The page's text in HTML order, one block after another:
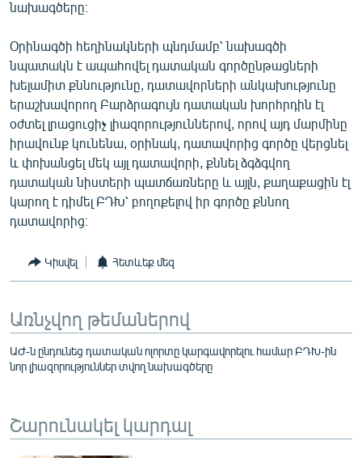
նախագծերը։
Օրինագծի հեղինակների պնդմամբ՝ նախագծի
նպատակն է ապահովել դատական գործընթացների
խելամիտ քննությունը, դատավորների անկախությունը
երաշխավորող Բարձրագույն դատական խորհրդին էլ
օժտել լրացուցիչ լիազորություններով, որով այդ մարմինը
իրավունք կունենա, օրինակ, դատավորից գործը վերցնել
և փոխանցել մեկ այլ դատավորի, քննել ձգձգվող
դատական նիստերի պատճառները և այլն, քաղաքացին էլ
կարող է դիմել ԲԴԽ՝ բողոքելով իր գործը քննող
դատավորից։
Կիսվել Հետևեք մեզ
Առնչվող թեմաներով
ԱԺ-ն ընդունեց դատական ոլորտը կարգավորելու համար ԲԴԽ-ին
նոր լիազորություններ տվող նախագծերը
Շարունակել կարդալ